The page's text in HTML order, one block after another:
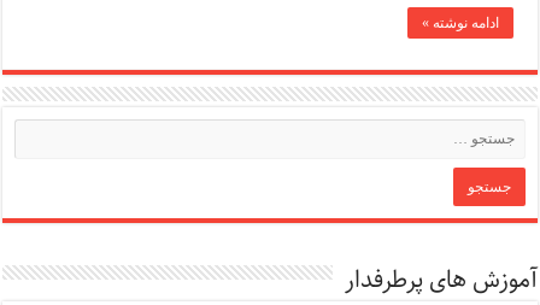
ادامه نوشته »
آموزش های پرطرفدار